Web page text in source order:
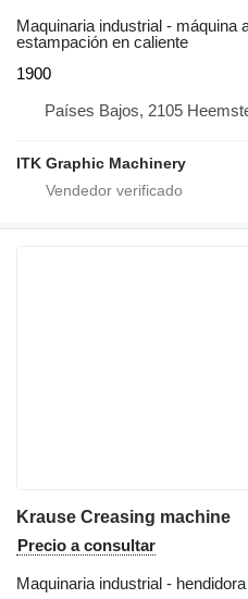
Maquinaria industrial - máquina
estampación en caliente
1900
Países Bajos, 2105
ITK Graphic Machinery
Krause Creasing machine
Precio a consultar
Maquinaria industrial -